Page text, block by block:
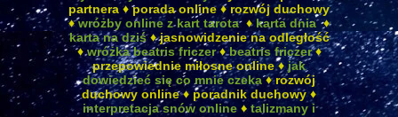
partnera ♦ porada online ♦ rozwój duchowy
♦wróżby online z kart tarota♦karta dnia♦
karta na dziś♦ jasnowidzenie na odległość
♦wróżka beatris friczer♦beatris friczer♦
przepowiednie miłosne online ♦ jak
dowiedzieć się co mnie czeka♦ rozwój
duchowy online ♦ poradnik duchowy ♦
interpretacja snów online ♦ talizmany i